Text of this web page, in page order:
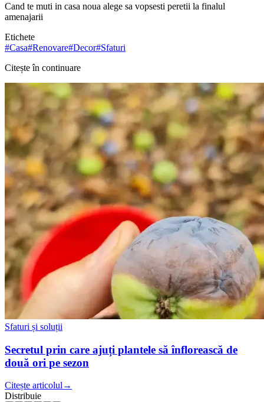
Cand te muti in casa noua alege sa vopsesti peretii la finalul
amenajarii
Etichete
#Casa#Renovare#Decor#Sfaturi
Citește în continuare
Sfaturi și soluții
Secretul prin care ajuți plantele să înflorească de
două ori pe sezon
Citește articolul →
Distribuie